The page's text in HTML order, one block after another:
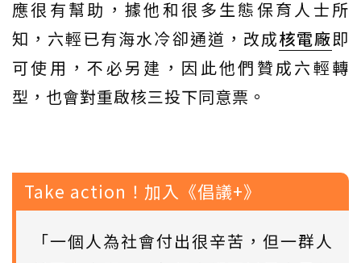
應很有幫助，據他和很多生態保育人士所
知，六輕已有海水冷卻通道，改成核電廠即
可使用，不必另建，因此他們贊成六輕轉
型，也會對重啟核三投下同意票。
Take action！加入《倡議+》
「一個人為社會付出很辛苦，但一群人